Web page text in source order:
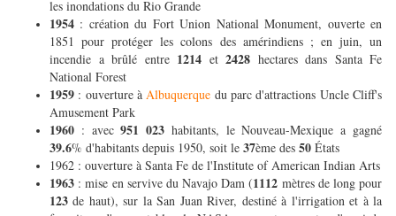
les inondations du Rio Grande
1954 : création du Fort Union National Monument, ouverte en
1851 pour protéger les colons des amérindiens ; en juin, un
incendie a brûlé entre 1214 et 2428 hectares dans Santa Fe
National Forest
1959 : ouverture àAlbuquerque du parc d'attractions Uncle Cliff's
Amusement Park
1960 : avec951 023 habitants, le Nouveau-Mexique a gagné
39.6% d'habitants depuis 1950, soit le 37ème des 50 États
1962 : ouverture à Santa Fe de l'Institute of American Indian Arts
1963 : mise en servive du Navajo Dam (1112 mètres de long pour
123de haut), sur la San Juan River, destiné à l'irrigation et à la